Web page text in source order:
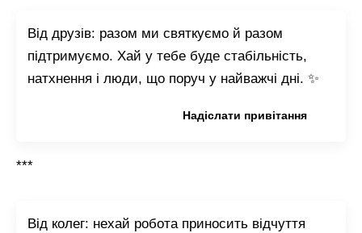
Від друзів: разом ми святкуємо й разом
підтримуємо. Хай у тебе буде стабільність,
натхнення і люди, що поруч у найважчі дні. ✨
Надіслати привітання
***
Від колег: нехай робота приносить відчуття